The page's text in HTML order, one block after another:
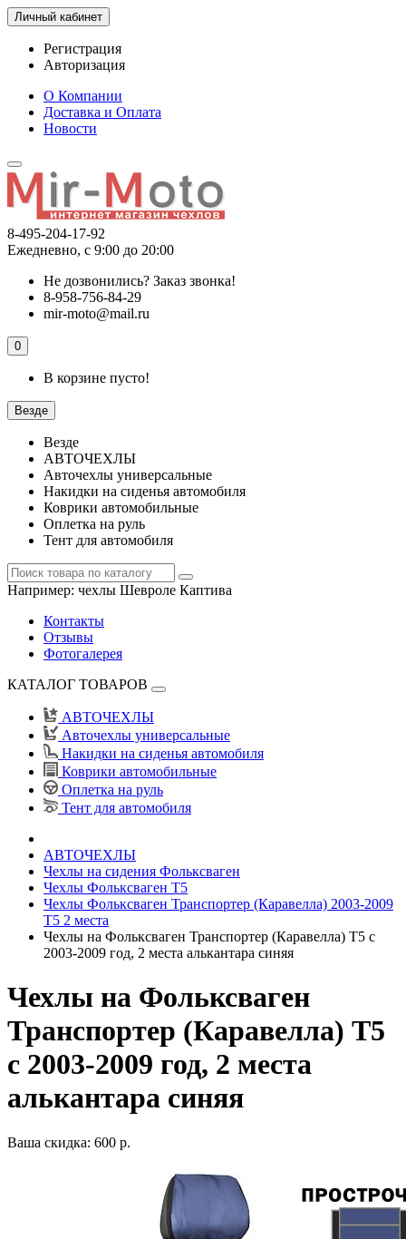
Личный кабинет
Регистрация
Авторизация
О Компании
Доставка и Оплата
Новости
8-495-204-17-92
Ежедневно, с 9:00 до 20:00
Не дозвонились? Заказ звонка!
8-958-756-84-29
mir-moto@mail.ru
0
В корзине пусто!
Везде
Везде
АВТОЧЕХЛЫ
Авточехлы универсальные
Накидки на сиденья автомобиля
Коврики автомобильные
Оплетка на руль
Тент для автомобиля
Например: чехлы Шевроле Каптива
Контакты
Отзывы
Фотогалерея
КАТАЛОГ ТОВАРОВ
АВТОЧЕХЛЫ
Авточехлы универсальные
Накидки на сиденья автомобиля
Коврики автомобильные
Оплетка на руль
Тент для автомобиля
АВТОЧЕХЛЫ
Чехлы на сидения Фольксваген
Чехлы Фольксваген Т5
Чехлы Фольксваген Транспортер (Каравелла) 2003-2009
Т5 2 места
Чехлы на Фольксваген Транспортер (Каравелла) Т5 с
2003-2009 год, 2 места алькантара синяя
Чехлы на Фольксваген
Транспортер (Каравелла) Т5
с 2003-2009 год, 2 места
алькантара синяя
Ваша скидка: 600 р.